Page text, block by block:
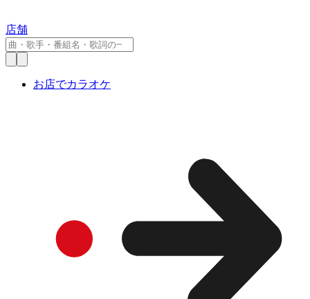
店舗
お店でカラオケ